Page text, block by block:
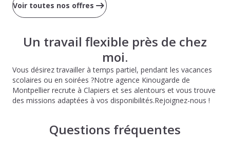
Voir toutes nos offres
Un travail flexible près de chez
moi.
Vous désirez travailler à temps partiel, pendant les vacances
scolaires ou en soirées ?Notre agence Kinougarde de
Montpellier recrute à Clapiers et ses alentours et vous trouve
des missions adaptées à vos disponibilités.Rejoignez-nous !
Questions fréquentes